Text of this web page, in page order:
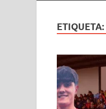
ETIQUETA: